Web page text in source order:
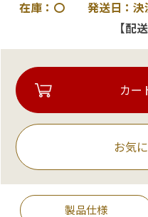
在庫：〇 発送日：決
【配
お気
製品仕様